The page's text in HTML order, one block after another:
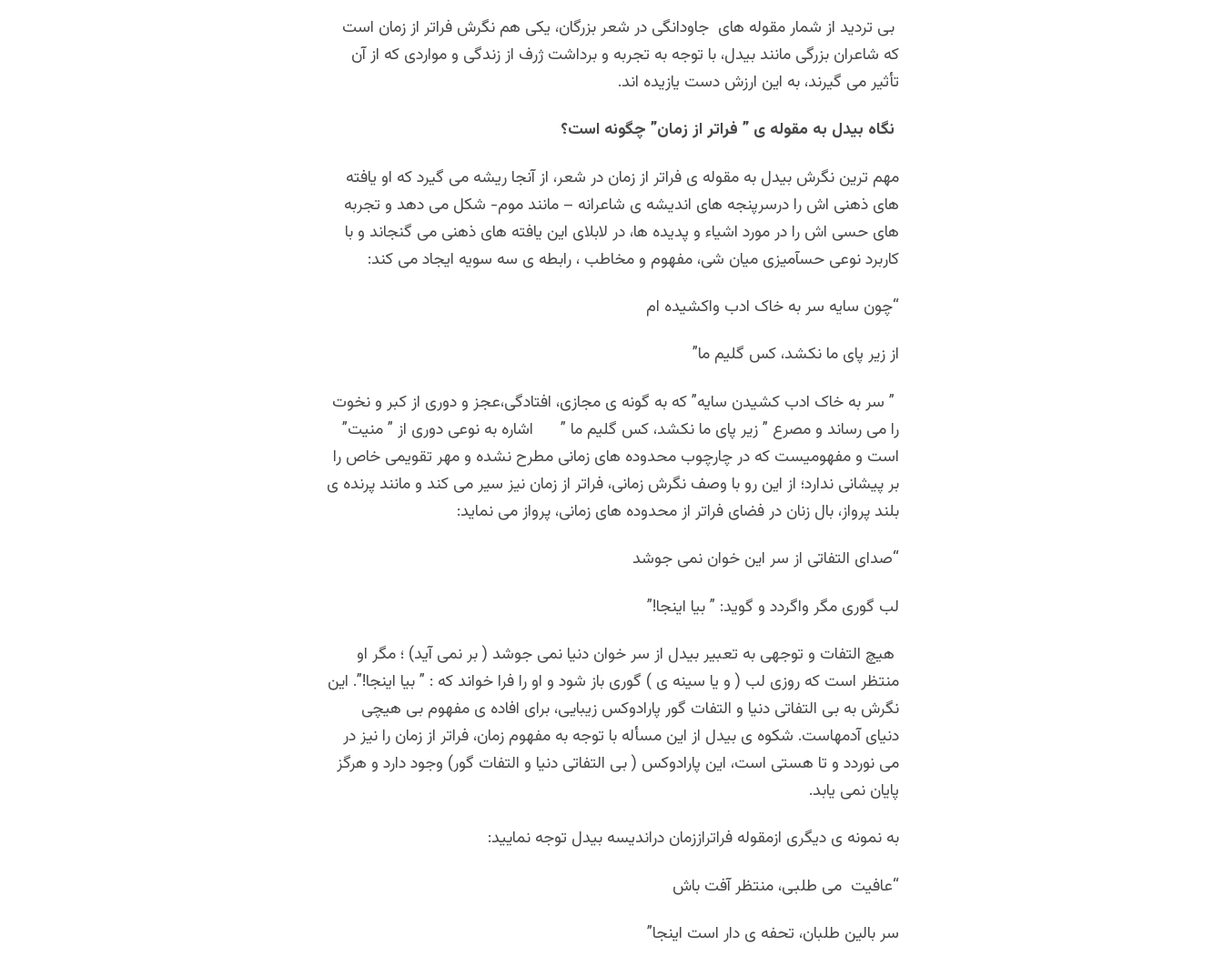
بی تردید از شمار مقوله های جاودانگی در شعر بزرگان، یکی هم نگرش فراتر از زمان است
که شاعران بزرگی مانند بیدل، با توجه به تجربه و برداشت ژرف از زندگی و مواردی که از آن
تأثیر می گیرند، به این ارزش دست یازیده اند.
نگاه بیدل به مقوله ی ” فراتر از زمان” چگونه است؟
مهم ترین نگرش بیدل به مقوله ی فراتر از زمان در شعر، از آنجا ریشه می گیرد که او یافته
های ذهنی اش را درسرپنجه های اندیشه ی شاعرانه – مانند موم- شکل می دهد و تجربه
های حسی اش را در مورد اشیاء و پدیده ها، در لابلای این یافته های ذهنی می گنجاند و با
کاربرد نوعی حسآمیزی میان شی، مفهوم و مخاطب ، رابطه ی سه سویه ایجاد می کند:
“چون سایه سر به خاک ادب واکشیده ام
از زیر پای ما نکشد، کس گلیم ما”
” سر به خاک ادب کشیدن سایه” که به گونه ی مجازی، افتادگی،عجز و دوری از کبر و نخوت
را می رساند و مصرع ” زیر پای ما نکشد، کس گلیم ما ” اشاره به نوعی دوری از ” منیت”
است و مفهومیست که در چارچوب محدوده های زمانی مطرح نشده و مهر تقویمی خاص را
بر پیشانی ندارد؛ از این رو با وصف نگرش زمانی، فراتر از زمان نیز سیر می کند و مانند پرنده ی
بلند پرواز، بال زنان در فضای فراتر از محدوده های زمانی، پرواز می نماید:
“صدای التفاتی از سر این خوان نمی جوشد
لب گوری مگر واگردد و گوید: ” بیا اینجا!”
هیچ التفات و توجهی به تعبیر بیدل از سر خوان دنیا نمی جوشد ( بر نمی آید) ؛ مگر او
منتظر است که روزی لب ( و یا سینه ی ) گوری باز شود و او را فرا خواند که : ” بیا اینجا!”. این
نگرش به بی التفاتی دنیا و التفات گور پارادوکس زیبایی، برای افاده ی مفهوم بی هیچی
دنیای آدمهاست. شکوه ی بیدل از این مسأله با توجه به مفهوم زمان، فراتر از زمان را نیز در
می نوردد و تا هستی است، این پارادوکس ( بی التفاتی دنیا و التفات گور) وجود دارد و هرگز
پایان نمی یابد.
به نمونه ی دیگری ازمقوله فراتراززمان دراندیسه بیدل توجه نمایید:
“عافیت می طلبی، منتظر آفت باش
سر بالین طلبان، تحفه ی دار است اینجا”